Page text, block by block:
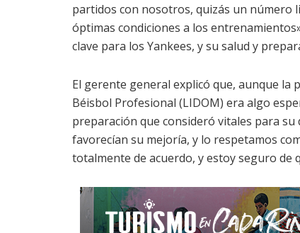
partidos con nosotros, quizás un número
óptimas condiciones a los
clave para los Yankees, y su salud y
El gerente general explicó que, aunque la
Béisbol Profesional (LIDOM) era algo
preparación que consideró vitales para
favorecían su mejoría, y lo respetamos
totalmente de acuerdo, y estoy seguro de